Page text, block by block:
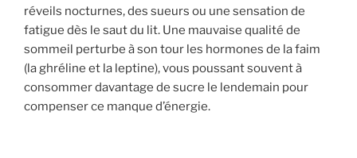
réveils nocturnes, des sueurs ou une sensation de
fatigue dès le saut du lit. Une mauvaise qualité de
sommeil perturbe à son tour les hormones de la faim
(la ghréline et la leptine), vous poussant souvent à
consommer davantage de sucre le lendemain pour
compenser ce manque d’énergie.